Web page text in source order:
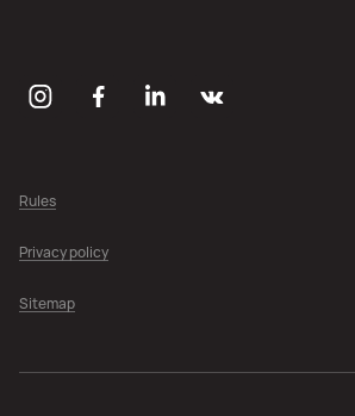
Rules
Privacy policy
Sitemap